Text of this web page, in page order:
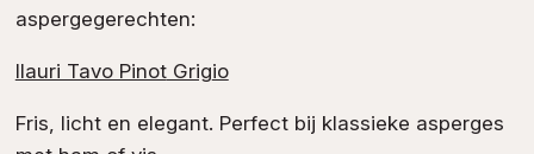
aspergegerechten:
Ilauri Tavo PinotGrigio
Fris, licht en elegant. Perfect bij klassieke asperges